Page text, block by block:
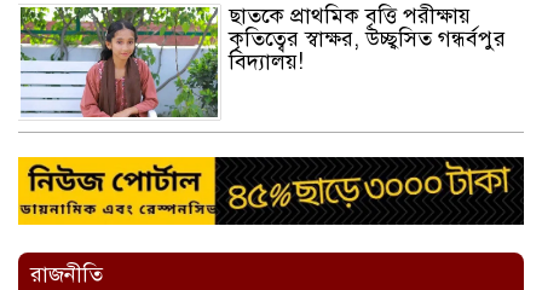
ছাতকে প্রাথমিক বৃত্তি পরীক্ষায়
কৃতিত্বের স্বাক্ষর, উচ্ছ্বসিত গন্ধর্বপুর
বিদ্যালয়!
রাজনীতি